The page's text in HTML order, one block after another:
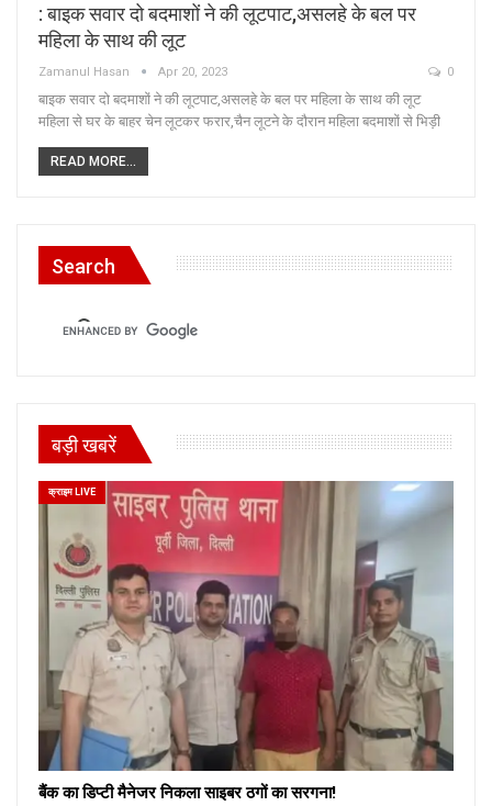
: बाइक सवार दो बदमाशों ने की लूटपाट,असलहे के बल पर
महिला के साथ की लूट
Zamanul Hasan Apr 20, 2023 0
बाइक सवार दो बदमाशों ने की लूटपाट,असलहे के बल पर महिला के साथ की लूट
महिला से घर के बाहर चेन लूटकर फरार,चैन लूटने के दौरान महिला बदमाशों से भिड़ी
READ MORE...
Search
बड़ी खबरें
क्राइम LIVE
बैंक का डिप्टी मैनेजर निकला साइबर ठगों का सरगना!